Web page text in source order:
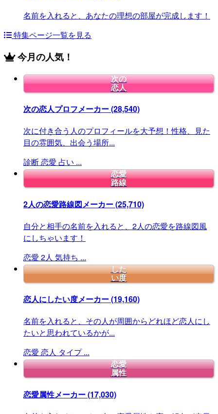
名前を入れると、あなたの理想の部屋が完成します！
特集ページ一覧を見る
今月の人気！
次の
恋人
次の恋人プロフメーカー(28,540)
次に付き合う人のプロフィールを大予想！性格、見た
目の雰囲気、出会う場所...
診断恋愛 占い ...
恋愛
路線
2人の恋愛路線図メーカー(25,710)
自分と相手の名前を入れると、2人の恋愛を路線図風
にしちゃいます！
恋愛 2人 気持ち ...
した
い度
恋人にしたい度メーカー(19,160)
名前を入れると、その人が周囲からどれほど恋人にし
たいと思われているかが...
恋愛 恋人 タイプ ...
恋愛
属性
恋愛属性メーカー(17,030)